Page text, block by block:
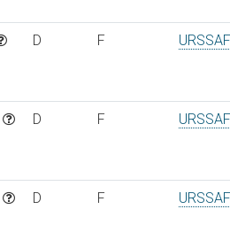
D F
D F
D F